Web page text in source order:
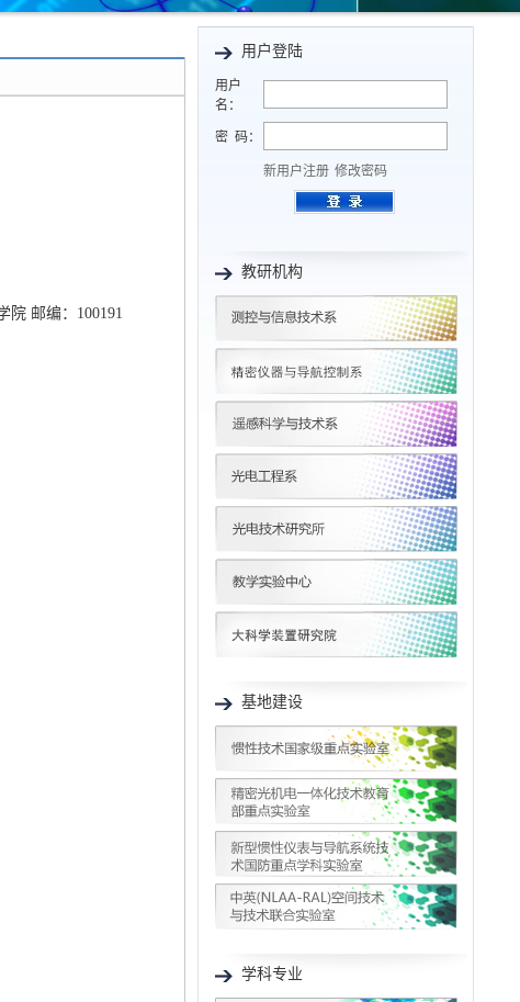
院 邮编：100191
用户登陆
用户
名：
密 码：
新用户注册 修改密码
教研机构
基地建设
学科专业